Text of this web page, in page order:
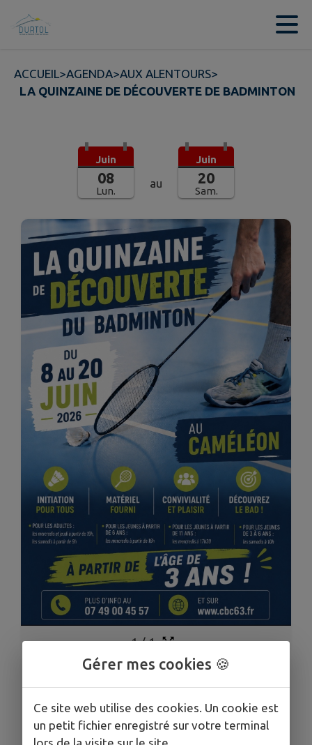
Contenu
ACCUEIL>AGENDA>AUX ALENTOURS>
LA QUINZAINE DE DÉCOUVERTE DE BADMINTON
Juin
08
Lun.
au
Juin
20
Sam.
1/1
La Quinzaine de
Découverte de
Gérer mes cookies 🍪
Ce site web utilise des cookies. Un cookie est
un petit fichier enregistré sur votre terminal